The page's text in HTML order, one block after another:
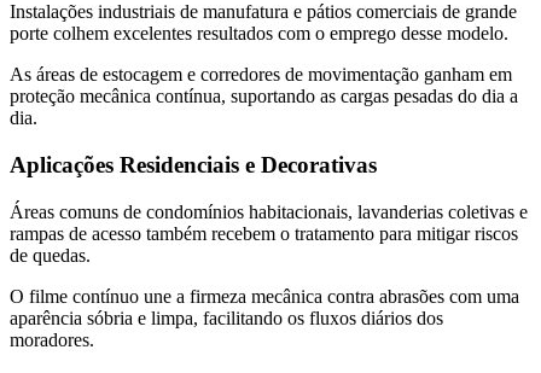
Instalações industriais de manufatura e pátios comerciais de grande
porte colhem excelentes resultados com o emprego desse modelo.
As áreas de estocagem e corredores de movimentação ganham em
proteção mecânica contínua, suportando as cargas pesadas do dia a
dia.
Aplicações Residenciais e Decorativas
Áreas comuns de condomínios habitacionais, lavanderias coletivas e
rampas de acesso também recebem o tratamento para mitigar riscos
de quedas.
O filme contínuo une a firmeza mecânica contra abrasões com uma
aparência sóbria e limpa, facilitando os fluxos diários dos
moradores.